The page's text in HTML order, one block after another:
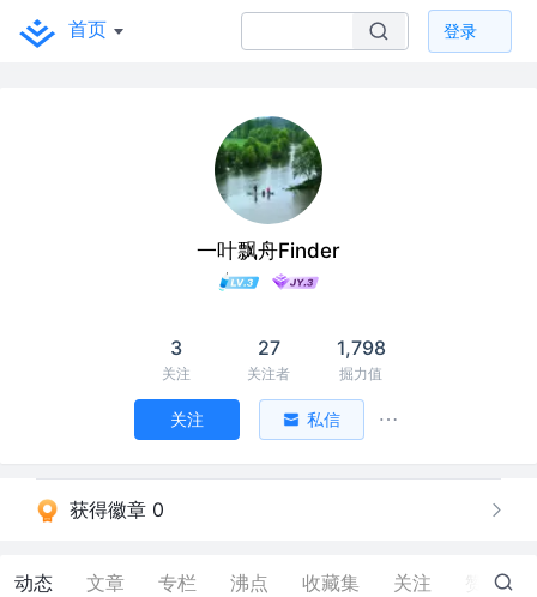
首页 登录
一叶飘舟Finder
3
关注
27
关注者
1,798
掘力值
关注 私信
获得徽章 0
动态 文章 专栏 沸点 收藏集 关注 29